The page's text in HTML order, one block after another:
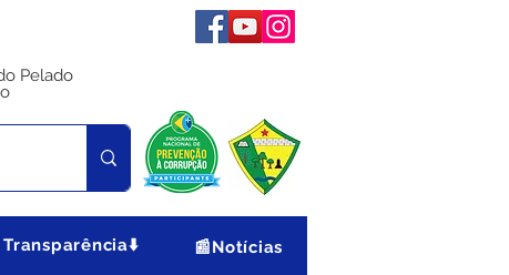
Pelado
Transparência⬇️ 📰Notícias